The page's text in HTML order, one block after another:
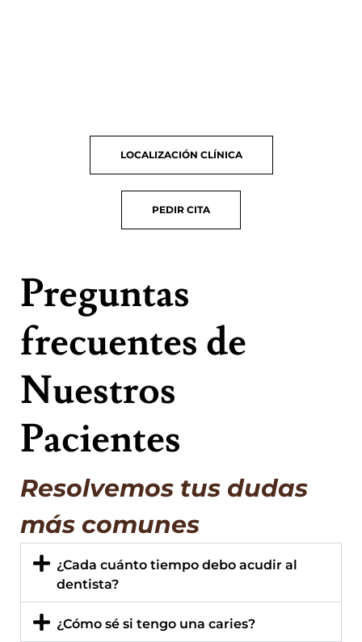
LOCALIZACIÓN CLÍNICA
PEDIR CITA
Preguntas
frecuentes de
Nuestros
Pacientes
Resolvemos tus dudas
más comunes
¿Cada cuánto tiempo debo acudir al
dentista?
¿Cómo sé si tengo una caries?